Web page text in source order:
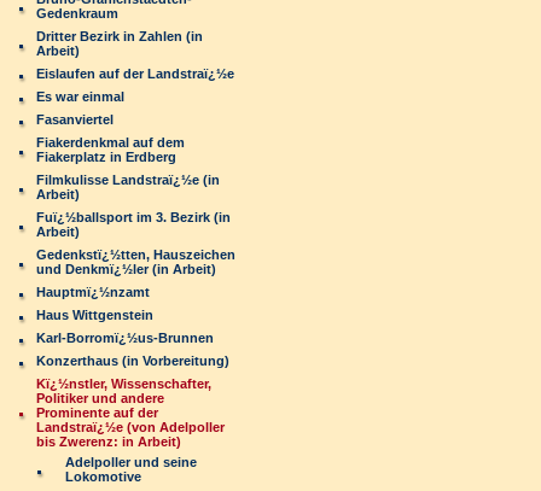
Gedenkraum
Dritter Bezirk in Zahlen (in
Arbeit)
Eislaufen auf der Landstraï¿½e
Es war einmal
Fasanviertel
Fiakerdenkmal auf dem
Fiakerplatz in Erdberg
Filmkulisse Landstraï¿½e (in
Arbeit)
Fuï¿½ballsport im 3. Bezirk (in
Arbeit)
Gedenkstï¿½tten, Hauszeichen
und Denkmï¿½ler (in Arbeit)
Hauptmï¿½nzamt
Haus Wittgenstein
Karl-Borromï¿½us-Brunnen
Konzerthaus (in Vorbereitung)
Kï¿½nstler, Wissenschafter,
Politiker und andere
Prominente auf der
Landstraï¿½e (von Adelpoller
bis Zwerenz: in Arbeit)
Adelpoller und seine
Lokomotive